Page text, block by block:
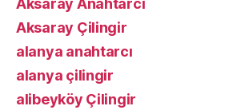
Aksaray Anahtarcı
Aksaray Çilingir
alanya anahtarcı
alanya çilingir
alibeyköy Çilingir